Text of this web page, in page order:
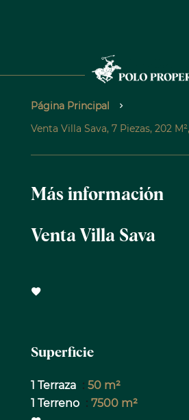
Página Principal
Venta Villa Sava, 7 Piezas, 202
Más información
Venta Villa Sava
Superficie
1 Terraza
50 m²
1 Terreno
7500 m²